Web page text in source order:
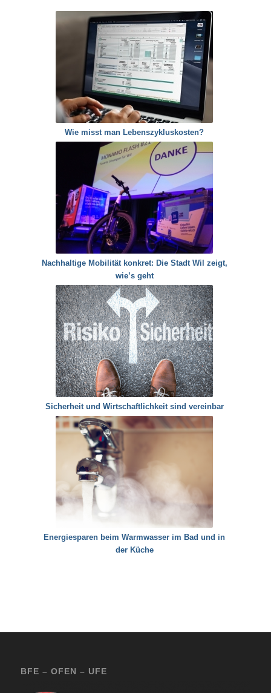
Wie misst man Lebenszykluskosten?
Nachhaltige Mobilität konkret: Die Stadt Wil zeigt,
wie’s geht
Sicherheit und Wirtschaftlichkeit sind vereinbar
Energiesparen beim Warmwasser im Bad und in
der Küche
BFE – OFEN – UFE